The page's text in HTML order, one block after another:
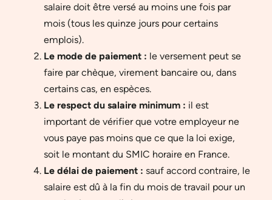
salaire doit être versé au moins une fois par
mois (tous les quinze jours pour certains
emplois).
Le mode de paiement : le versement peut se
faire par chèque, virement bancaire ou, dans
certains cas, en espèces.
Le respect du salaire minimum : il est
important de vérifier que votre employeur ne
vous paye pas moins que ce que la loi exige,
soit le montant du SMIC horaire en France.
Le délai de paiement : sauf accord contraire, le
salaire est dû à la fin du mois de travail pour un